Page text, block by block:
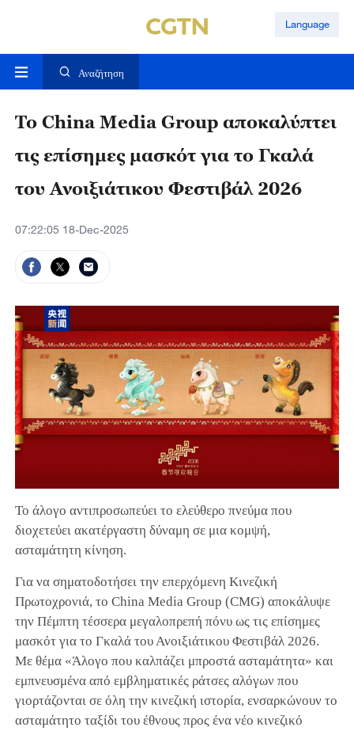
Language
Αναζήτηση
Το China Media Group αποκαλύπτει
τις επίσημες μασκότ για το Γκαλά
του Ανοιξιάτικου Φεστιβάλ 2026
07:22:05 18-Dec-2025
Το άλογο αντιπροσωπεύει το ελεύθερο πνεύμα που
διοχετεύει ακατέργαστη δύναμη σε μια κομψή,
ασταμάτητη κίνηση.
Για να σηματοδοτήσει την επερχόμενη Κινεζική
Πρωτοχρονιά, το China Media Group (CMG) αποκάλυψε
την Πέμπτη τέσσερα μεγαλοπρεπή πόνυ ως τις επίσημες
μασκότ για το Γκαλά του Ανοιξιάτικου Φεστιβάλ 2026.
Με θέμα «Άλογο που καλπάζει μπροστά ασταμάτητα» και
εμπνευσμένα από εμβληματικές ράτσες αλόγων που
γιορτάζονται σε όλη την κινεζική ιστορία, ενσαρκώνουν το
ασταμάτητο ταξίδι του έθνους προς ένα νέο κινεζικό